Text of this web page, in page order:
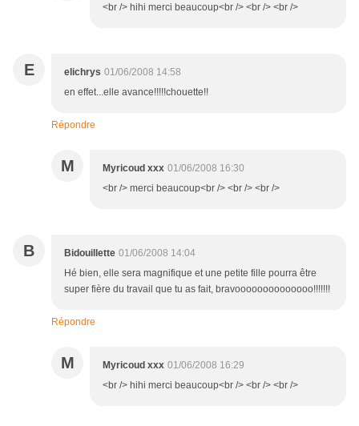
<br /> hihi merci beaucoup<br /> <br /> <br />
E elichrys 01/06/2008 14:58
en effet...elle avance!!!!!chouette!!
Répondre
M Myricoud xxx 01/06/2008 16:30
<br /> merci beaucoup<br /> <br /> <br />
B Bidouillette 01/06/2008 14:04
Hé bien, elle sera magnifique et une petite fille pourra être
super fière du travail que tu as fait, bravoooooooooooooo!!!!!!!
Répondre
M Myricoud xxx 01/06/2008 16:29
<br /> hihi merci beaucoup<br /> <br /> <br />